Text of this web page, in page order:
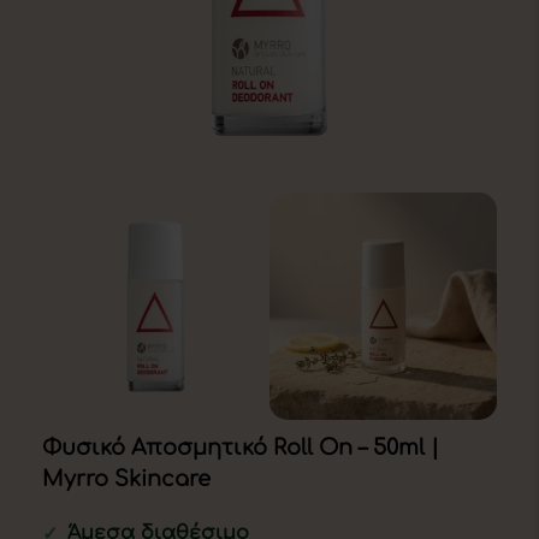
Φυσικό Αποσμητικό Roll On – 50ml |
Myrro Skincare
✓ Άμεσα διαθέσιμο